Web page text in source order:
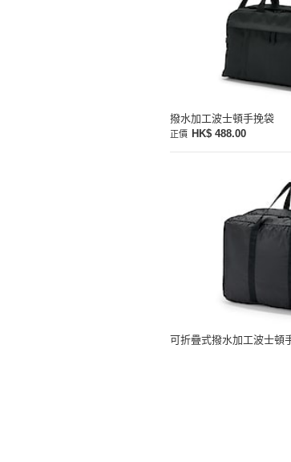
撥水加工波士頓手挽袋
正價 HK$ 488.00
可折疊式撥水加工波士頓